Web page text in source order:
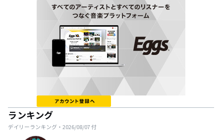
ランキング
デイリーランキング・ 2026/08/07付